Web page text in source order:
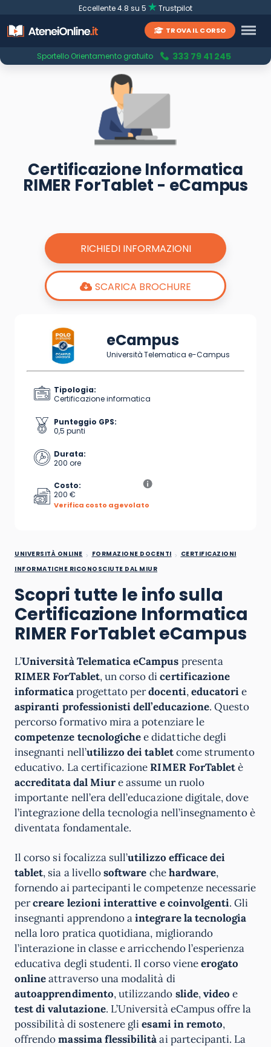
Eccellente 4.8 su 5 Trustpilot
TROVA IL CORSO
Sportello Orientamento gratuito 333 79 41 245
Certificazione Informatica
RIMER ForTablet - eCampus
RICHIEDI INFORMAZIONI
SCARICA BROCHURE
eCampus
Università Telematica e-Campus
Tipologia:
Certificazione informatica
Punteggio GPS:
0,5 punti
Durata:
200 ore
Costo:
200 €
Verifica costo agevolato
UNIVERSITÀ ONLINE FORMAZIONE DOCENTI
CERTIFICAZIONI
INFORMATICHE RICONOSCIUTE DAL MIUR
Scopri tutte le info sulla
Certificazione Informatica
RIMER ForTablet eCampus
L’Università Telematica eCampus presenta
RIMER ForTablet, un corso dicertificazione
informaticaprogettato perdocenti,educatorie
aspiranti professionisti dell’educazione. Questo
percorso formativo mira a potenziare le
competenze tecnologichee didattiche degli
insegnanti nell’utilizzo dei tabletcome strumento
educativo. La certificazioneRIMER ForTabletè
accreditata dal Miure assume un ruolo
importante nell’era dell’educazione digitale, dove
l’integrazione della tecnologia nell’insegnamento è
diventata fondamentale.
Il corso si focalizza sull’utilizzo efficace dei
tablet, sia a livellosoftware chehardware,
fornendo ai partecipanti le competenze necessarie
percreare lezioni interattive e coinvolgenti. Gli
insegnanti apprendono aintegrare la tecnologia
nella loro pratica quotidiana, migliorando
l’interazione in classe e arricchendo l’esperienza
educativa degli studenti. Il corso vieneerogato
onlineattraverso una modalità di
autoapprendimento, utilizzando slide,video e
testdi valutazione. L’Università eCampus offre la
possibilità di sostenere gliesami in remoto,
offrendomassima flessibilitàai partecipanti. La